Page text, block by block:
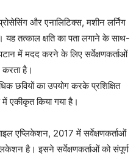
और एनालिटिक्स, मशीन लर्निंग
यह तत्काल क्षति का पता लगाने के साथ-
में मदद करने के लिए सर्वेक्षणकर्ताओं
है।
छवियों का उपयोग करके प्रशिक्षित
में एकीकृत किया गया है।
एप्लिकेशन, 2017 में सर्वेक्षणकर्ताओं
है। इसने सर्वेक्षणकर्ताओं को संपूर्ण